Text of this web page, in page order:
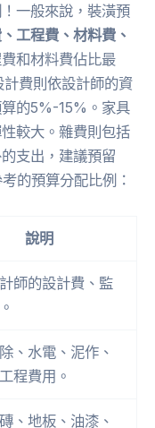
一般來說，裝潢預
工程費、材料費、
和材料費佔比最
費則依設計師的資
的5%-15%。家具
較大。雜費則包括
支出，建議預留
的預算分配比例：
說明
師的設計費、監
、水電、泥作、
程費用。
、地板、油漆、